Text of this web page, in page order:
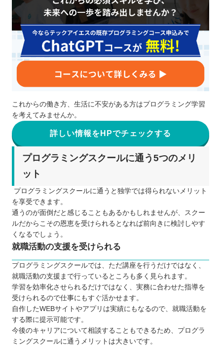
これからの働き方、生活に不安がある方はプログラミング学習
を考えてみませんか。
詳しい情報をHPでチェックする
プログラミングスクールに通う5つのメリ
ット
プログラミングスクールに通うと独学では得られないメリット
を享受できます。
通うのが面倒だと感じることもあるかもしれませんが、スクー
ルだからこその恩恵を受けられるとなれば前向きに検討しやす
くなるでしょう。
就職活動の支援を受けられる
プログラミングスクールでは、ただ講座を行うだけではなく、
就職活動の支援まで行っているところも多く見られます。
学習を効率化させられるだけではなく、実務に合わせた指導を
受けられるので仕事にもすぐ活かせます。
自作したWEBサイトやアプリは実績にもなるので、就職活動を
する際に提示可能です。
今後のキャリアについて相談することもできるため、プログラ
ミングスクールに通うメリットは大きいです。